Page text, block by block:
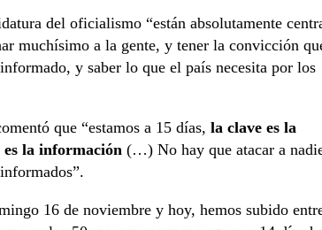
del oficialismo “están absolutamente
muchísimo a la gente, y tener la convicción
y saber lo que el país necesita por los
que “estamos a 15 días, la clave es la
es la información (…) No hay que atacar a
16 de noviembre y hoy, hemos subido